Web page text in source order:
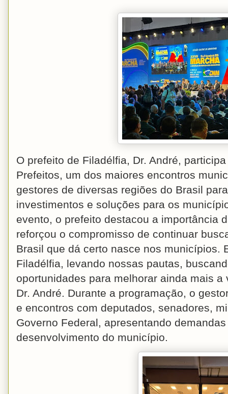
O prefeito de Filadélfia, Dr. André,
Prefeitos, um dos maiores encontros
gestores de diversas regiões do Brasil
investimentos e soluções para os
evento, o prefeito destacou a importância
reforçou o compromisso de continuar
Brasil que dá certo nasce nos municípios.
Filadélfia, levando nossas pautas,
oportunidades para melhorar ainda mais a
Dr. André. Durante a programação, o
e encontros com deputados, senadores,
Governo Federal, apresentando
desenvolvimento do município.